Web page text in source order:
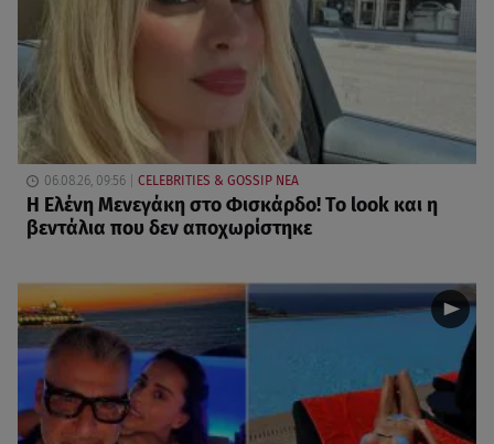
06.08.26, 09:56 CELEBRITIES & GOSSIP ΝΕΑ
Η Ελένη Μενεγάκη στο Φισκάρδο! Το look και η
βεντάλια που δεν αποχωρίστηκε